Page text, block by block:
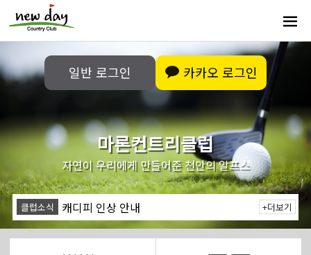
일반 로그인 카카오 로그인
마론컨트리클럽
자연이 우리에게 만들어준 천안의 알프스
클럽소식
8월 이용요금 안내
개인정보 유출 사고 안내
캐디피 인상 안내
8월 예약 선오픈 안내
+더보기